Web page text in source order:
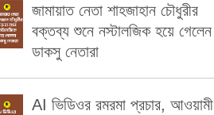
জামায়াত নেতা শাহজাহান চৌধুরীর
বক্তব্য শুনে নস্টালজিক হয়ে গেলেন
ডাকসু নেতারা
AI ভিডিওর রমরমা প্রচার, আওয়ামী